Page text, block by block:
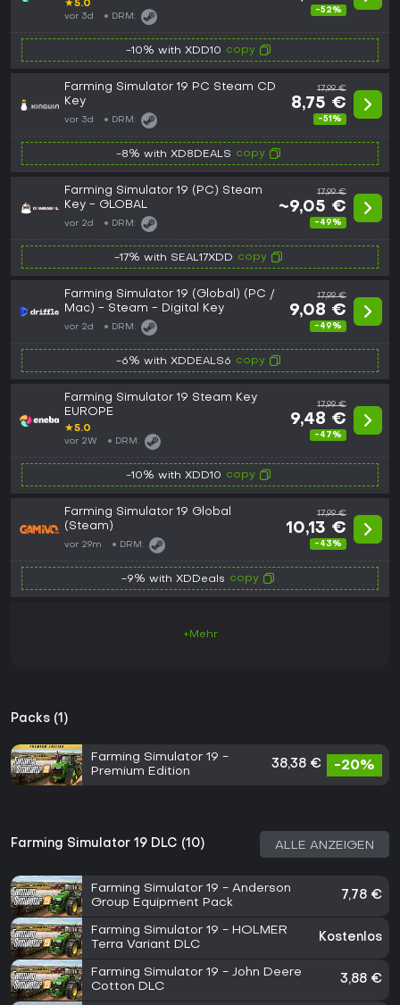
★5.0
vor 3d DRM:
-52%
-10% with XDD10 copy
Farming Simulator 19 PC Steam CD
Key
vor 3d DRM:
17,99 €
8,75 €
-51%
-8% with XD8DEALS copy
Farming Simulator 19 (PC) Steam
Key - GLOBAL
vor 2d DRM:
17,99 €
~9,05 €
-49%
-17% with SEAL17XDD copy
Farming Simulator 19 (Global) (PC /
Mac) - Steam - Digital Key
vor 2d DRM:
17,99 €
9,08 €
-49%
-6% with XDDEALS6 copy
Farming Simulator 19 Steam Key
EUROPE
★5.0
vor 2W DRM:
17,99 €
9,48 €
-47%
-10% with XDD10 copy
Farming Simulator 19 Global
(Steam)
vor 29m DRM:
17,99 €
10,13 €
-43%
-9% with XDDeals copy
+Mehr
Packs (1)
Farming Simulator 19 -
Premium Edition
38,38 € -20%
Farming Simulator 19 DLC (10) ALLE ANZEIGEN
Farming Simulator 19 - Anderson
Group Equipment Pack
7,78 €
Farming Simulator 19 - HOLMER
Terra Variant DLC
Kostenlos
Farming Simulator 19 - John Deere
Cotton DLC
3,88 €